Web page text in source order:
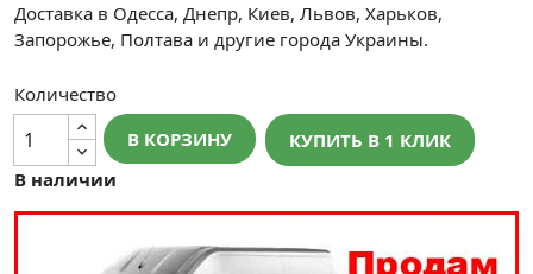
Доставка в Одесса, Днепр, Киев, Львов, Харьков,
Запорожье, Полтава и другие города Украины.
Количество
В КОРЗИНУ
КУПИТЬ В 1 КЛИК
В наличии